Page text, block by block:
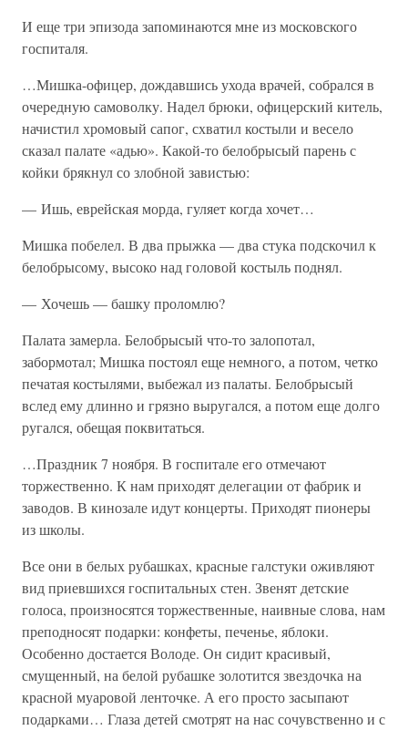
И еще три эпизода запоминаются мне из московского
госпиталя.
…Мишка-офицер, дождавшись ухода врачей, собрался в
очередную самоволку. Надел брюки, офицерский китель,
начистил хромовый сапог, схватил костыли и весело
сказал палате «адью». Какой-то белобрысый парень с
койки брякнул со злобной завистью:
— Ишь, еврейская морда, гуляет когда хочет…
Мишка побелел. В два прыжка — два стука подскочил к
белобрысому, высоко над головой костыль поднял.
— Хочешь — башку проломлю?
Палата замерла. Белобрысый что-то залопотал,
забормотал; Мишка постоял еще немного, а потом, четко
печатая костылями, выбежал из палаты. Белобрысый
вслед ему длинно и грязно выругался, а потом еще долго
ругался, обещая поквитаться.
…Праздник 7 ноября. В госпитале его отмечают
торжественно. К нам приходят делегации от фабрик и
заводов. В кинозале идут концерты. Приходят пионеры
из школы.
Все они в белых рубашках, красные галстуки оживляют
вид приевшихся госпитальных стен. Звенят детские
голоса, произносятся торжественные, наивные слова, нам
преподносят подарки: конфеты, печенье, яблоки.
Особенно достается Володе. Он сидит красивый,
смущенный, на белой рубашке золотится звездочка на
красной муаровой ленточке. А его просто засыпают
подарками… Глаза детей смотрят на нас сочувственно и с